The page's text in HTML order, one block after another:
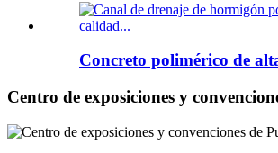
Concreto polimérico de
Centro de exposiciones y